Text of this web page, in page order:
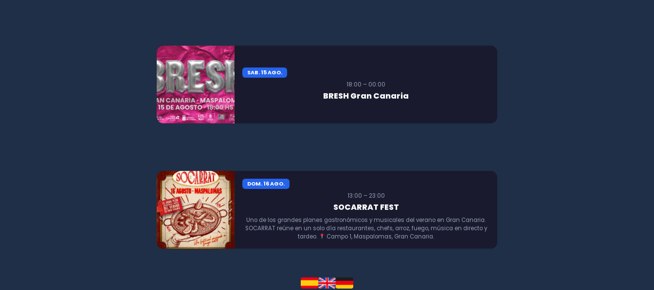
SAB. 15 AGO.
18:00 – 00:00
BRESH Gran Canaria
DOM. 16 AGO.
13:00 – 23:00
SOCARRAT FEST
Uno de los grandes planes gastronómicos y musicales del verano en Gran Canaria.
SOCARRAT reúne en un solo día restaurantes, chefs, arroz, fuego, música en directo y
tardeo.
Campo 1, Maspalomas, Gran Canaria.